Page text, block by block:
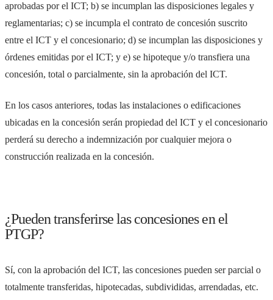
aprobadas por el ICT; b) se incumplan las disposiciones legales y
reglamentarias; c) se incumpla el contrato de concesión suscrito
entre el ICT y el concesionario; d) se incumplan las disposiciones y
órdenes emitidas por el ICT; y e) se hipoteque y/o transfiera una
concesión, total o parcialmente, sin la aprobación del ICT.
En los casos anteriores, todas las instalaciones o edificaciones
ubicadas en la concesión serán propiedad del ICT y el concesionario
perderá su derecho a indemnización por cualquier mejora o
construcción realizada en la concesión.
¿Pueden transferirse las concesiones en el
PTGP?
Sí, con la aprobación del ICT, las concesiones pueden ser parcial o
totalmente transferidas, hipotecadas, subdivididas, arrendadas, etc.